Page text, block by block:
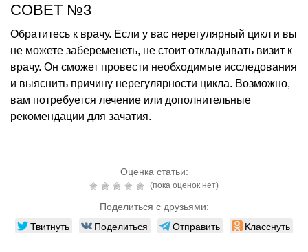
СОВЕТ №3
Обратитесь к врачу. Если у вас нерегулярный цикл и вы
не можете забеременеть, не стоит откладывать визит к
врачу. Он сможет провести необходимые исследования
и выяснить причину нерегулярности цикла. Возможно,
вам потребуется лечение или дополнительные
рекомендации для зачатия.
Оценка статьи:
(пока оценок нет)
Поделиться с друзьями:
Твитнуть Поделиться Отправить Класснуть